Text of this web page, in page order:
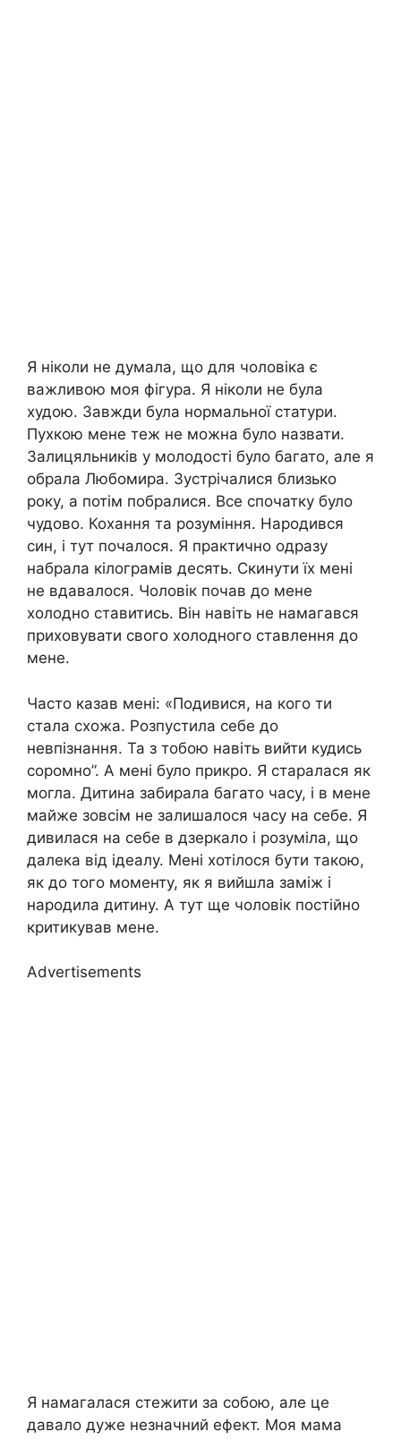
Я ніколи не думала, що для чоловіка є
важливою моя фігура. Я ніколи не була
худою. Завжди була нормальної статури.
Пухкою мене теж не можна було назвати.
Залицяльників у молодості було багато, але я
обрала Любомира. Зустрічалися близько
року, а потім побралися. Все спочатку було
чудово. Кохання та розуміння. Народився
син, і тут почалося. Я практично одразу
набрала кілограмів десять. Скинути їх мені
не вдавалося. Чоловік почав до мене
холодно ставитись. Він навіть не намагався
приховувати свого холодного ставлення до
мене.
Часто казав мені: «Подивися, на кого ти
стала схожа. Розпустила себе до
невпізнання. Та з тобою навіть вийти кудись
соромно”. А мені було прикро. Я старалася як
могла. Дитина забирала багато часу, і в мене
майже зовсім не залишалося часу на себе. Я
дивилася на себе в дзеркало і розуміла, що
далека від ідеалу. Мені хотілося бути такою,
як до того моменту, як я вийшла заміж і
народила дитину. А тут ще чоловік постійно
критикував мене.
Advertisements
Я намагалася стежити за собою, але це
давало дуже незначний ефект. Моя мама